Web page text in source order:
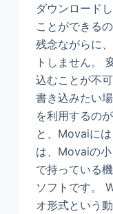
ダウンロード
ことができる
残念ながらに
トしません。
込むことが不
書き込みたい
を利用するの
と、Movaiに
は、Movaiの
で持っている
ソフトです。
オ形式という